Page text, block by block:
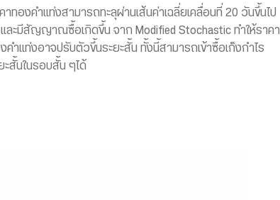
าทองคำแท่งสามารถทะลุผ่านเส้นค่าเฉลี่ยเคลื่อนที่ 20 วันขึ้นไป
และมีสัญญาณซื้อเกิดขึ้น จาก Modified Stochastic ทำให้ราคา
คำแท่งอาจปรับตัวขึ้นระยะสั้น ทั้งนี้สามารถเข้าซื้อเก็งกำไร
ะสั้นในรอบสั้น ๆได้